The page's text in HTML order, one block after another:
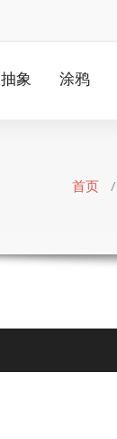
抽象 涂鸦
首页/